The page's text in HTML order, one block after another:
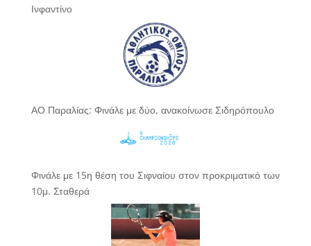
Ινφαντίνο
ΑΟ Παραλίας: Φινάλε με δύο, ανακοίνωσε Σιδηρόπουλο
Φινάλε με 15η θέση του Σιφναίου στον προκριματικό των
10μ. Σταθερά